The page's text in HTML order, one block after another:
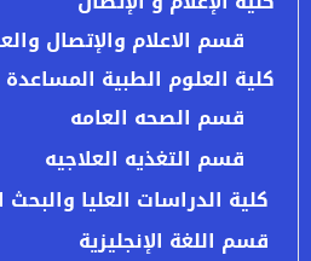
قسم الاعلام والإتصال
كلية العلوم الطبية المساعدة
قسم الصحه العامه
قسم التغذيه العلاجيه
كلية الدراسات العليا
قسم اللغة الإنجليزية